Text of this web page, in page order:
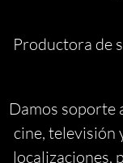
Productora de
Damos soporte
cine, televisión
localizaciones,